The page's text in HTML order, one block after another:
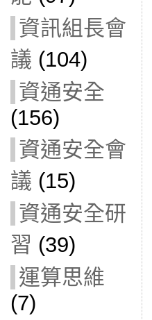
資訊組長會
議 (104)
資通安全
(156)
資通安全會
議 (15)
資通安全研
習 (39)
運算思維
(7)